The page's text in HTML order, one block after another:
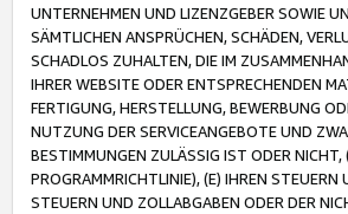
UNTERNEHMEN UND LIZENZGEBER SOWIE
SÄMTLICHEN ANSPRÜCHEN, SCHÄDEN,
SCHADLOS ZUHALTEN, DIE IM
IHRER WEBSITE ODER ENTSPRECHENDEN
FERTIGUNG, HERSTELLUNG, BEWERBUNG
NUTZUNG DER SERVICEANGEBOTE UND
BESTIMMUNGEN ZULÄSSIG IST ODER NICHT,
PROGRAMMRICHTLINIE), (E) IHREN
STEUERN UND ZOLLABGABEN ODER DER